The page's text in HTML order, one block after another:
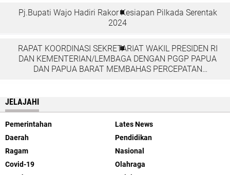
Pj.Bupati Wajo Hadiri Rakor Kesiapan Pilkada Serentak
2024
RAPAT KOORDINASI SEKRETARIAT WAKIL PRESIDEN RI
DAN KEMENTERIAN/LEMBAGA DENGAN PGGP PAPUA
DAN PAPUA BARAT MEMBAHAS PERCEPATAN
JELAJAHI
Pemerintahan
Lates News
Daerah
Pendidikan
Ragam
Nasional
Covid-19
Olahraga